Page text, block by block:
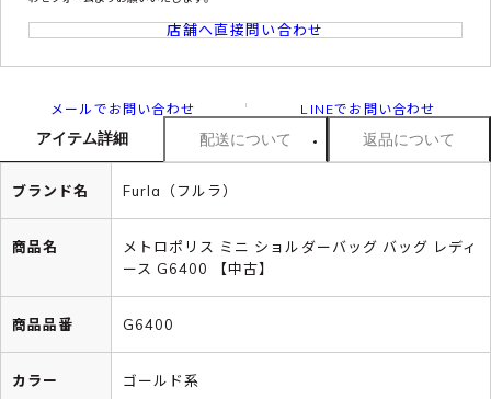
店舗へ直接問い合わせ
メールでお問い合わせ LINEでお問い合わせ
アイテム詳細 配送について 返品について
ブランド名 Furla（フルラ）
商品名
メトロポリス ミニ ショルダーバッグ バッグ レディ
ース G6400 【中古】
商品品番 G6400
カラー ゴールド系